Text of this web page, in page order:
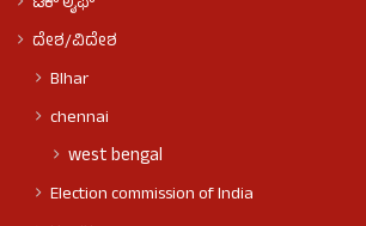
ದೇಶ/ವಿದೇಶ
BIhar
chennai
west bengal
Election commission of India